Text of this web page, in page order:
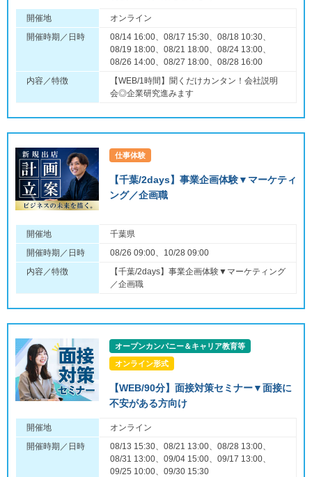
開催地
オンライン
開催時期／日時
08/14 16:00、08/17 15:30、08/18 10:30、
08/19 18:00、08/21 18:00、08/24 13:00、
08/26 14:00、08/27 18:00、08/28 16:00
内容／特徴
【WEB/1時間】聞くだけカンタン！会社説明
会◎企業研究進みます
仕事体験
【千葉/2days】事業企画体験▼マーケティ
ング／企画職
開催地
千葉県
開催時期／日時
08/26 09:00、10/28 09:00
内容／特徴
【千葉/2days】事業企画体験▼マーケティング
／企画職
オープンカンパニー＆キャリア教育等
オンライン形式
【WEB/90分】面接対策セミナー▼面接に
不安がある方向け
開催地
オンライン
開催時期／日時
08/13 15:30、08/21 13:00、08/28 13:00、
08/31 13:00、09/04 15:00、09/17 13:00、
09/25 10:00、09/30 15:30